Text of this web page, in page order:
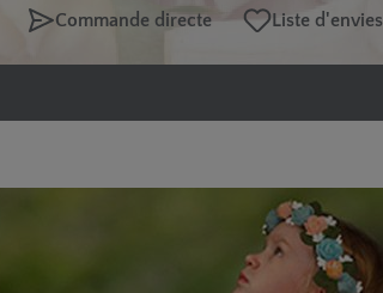
Commande directe Liste d'envies